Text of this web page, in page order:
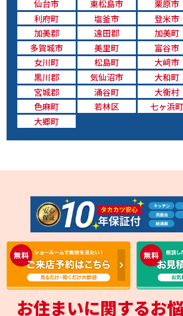
仙台市 東松島市
栗原市
利府町
塩釜市
登米市
加美郡
遠田郡
加美町
多賀城市
美里町
富谷市
女川町
松島町
大﨑市
黒川郡
気仙沼市
大和町
宮城郡
涌谷町
大衡村
色麻町
若林区
七ヶ浜町
大郷町
お住まいに関するお悩